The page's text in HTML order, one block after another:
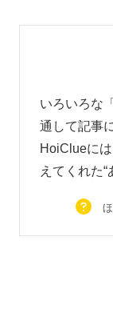
いろいろな
通して記事
HoiClueに
えてくれた“